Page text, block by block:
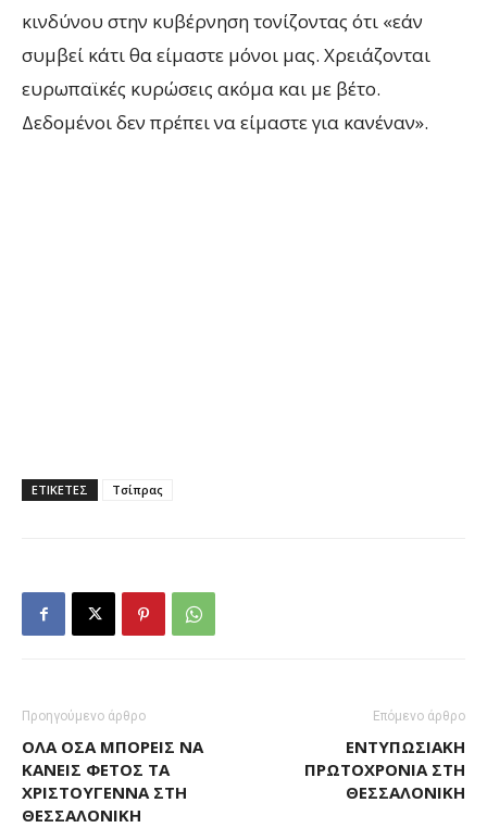
κινδύνου στην κυβέρνηση τονίζοντας ότι «εάν
συμβεί κάτι θα είμαστε μόνοι μας. Χρειάζονται
ευρωπαϊκές κυρώσεις ακόμα και με βέτο.
Δεδομένοι δεν πρέπει να είμαστε για κανέναν».
ΕΤΙΚΕΤΕΣ Τσίπρας
Προηγούμενο άρθρο
ΌΛΑ ΌΣΑ ΜΠΟΡΕΊΣ ΝΑ
ΚΆΝΕΙΣ ΦΈΤΟΣ ΤΑ
ΧΡΙΣΤΟΎΓΕΝΝΑ ΣΤΗ
ΘΕΣΣΑΛΟΝΊΚΗ
Επόμενο άρθρο
ΕΝΤΥΠΩΣΙΑΚΉ
ΠΡΩΤΟΧΡΟΝΙΆ ΣΤΗ
ΘΕΣΣΑΛΟΝΊΚΗ